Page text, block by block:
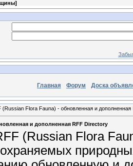
]
Главная Форум Доска
(Russian Flora Fauna) - обновленная и
и дополненная RFF Directory
(Russian Flora